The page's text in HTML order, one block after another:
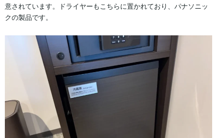
意されています。ドライヤーもこちらに置かれており、パナソニッ
クの製品です。